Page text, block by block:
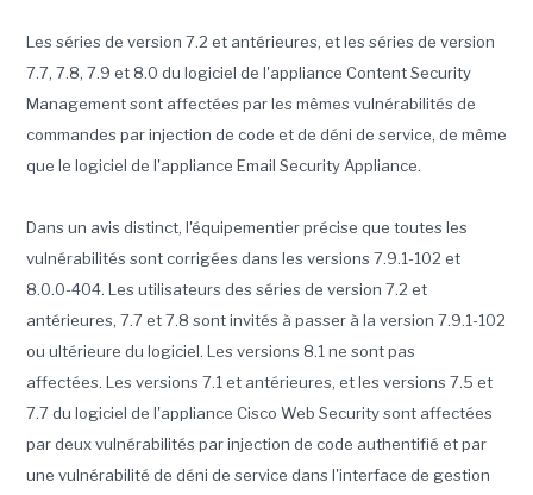
Les séries de version 7.2 et antérieures, et les séries de version
7.7, 7.8, 7.9 et 8.0 du logiciel de l'appliance Content Security
Management sont affectées par les mêmes vulnérabilités de
commandes par injection de code et de déni de service, de même
que le logiciel de l'appliance Email Security Appliance.
Dans un avis distinct, l'équipementier précise que toutes les
vulnérabilités sont corrigées dans les versions 7.9.1-102 et
8.0.0-404. Les utilisateurs des séries de version 7.2 et
antérieures, 7.7 et 7.8 sont invités à passer à la version 7.9.1-102
ou ultérieure du logiciel. Les versions 8.1 ne sont pas
affectées. Les versions 7.1 et antérieures, et les versions 7.5 et
7.7 du logiciel de l'appliance Cisco Web Security sont affectées
par deux vulnérabilités par injection de code authentifié et par
une vulnérabilité de déni de service dans l'interface de gestion